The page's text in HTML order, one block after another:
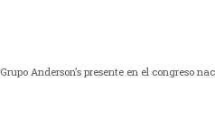
Grupo Anderson’s presente en el congreso